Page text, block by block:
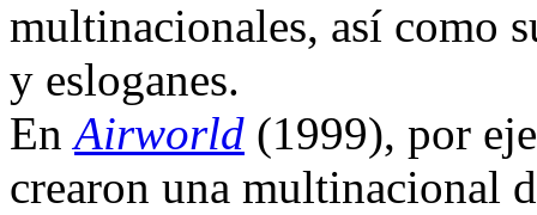
multinacionales, así como
y esloganes.
EnAirworld (1999), por
crearon una multinacional